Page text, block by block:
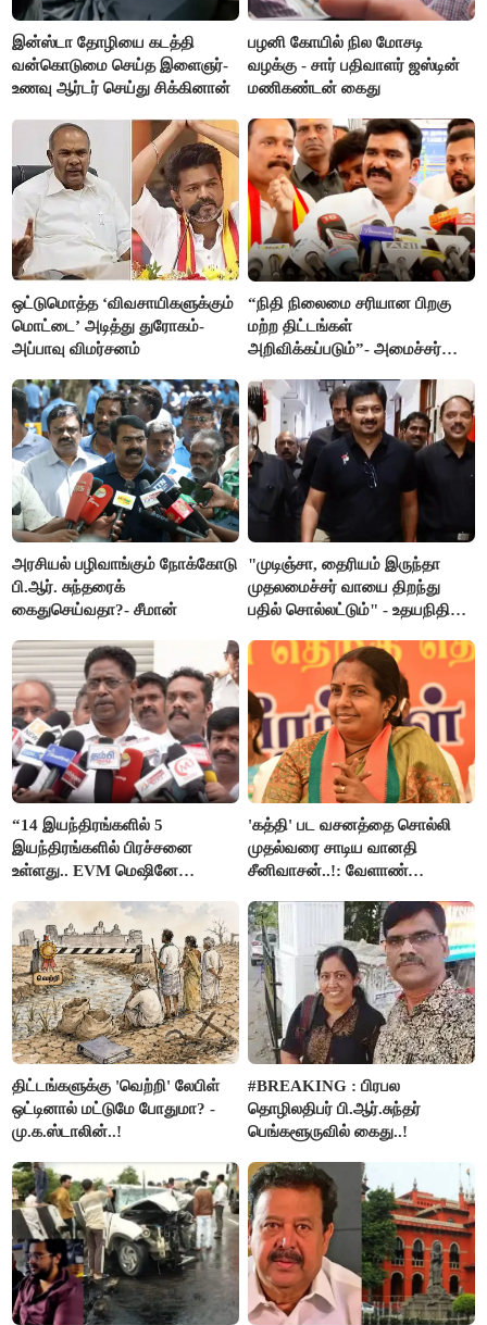
இன்ஸ்டா தோழியை கடத்தி
வன்கொடுமை செய்த இளைஞர்-
உணவு ஆர்டர் செய்து சிக்கினான்
பழனி கோயில் நில மோசடி
வழக்கு - சார் பதிவாளர் ஜஸ்டின்
மணிகண்டன் கைது
ஒட்டுமொத்த ‘விவசாயிகளுக்கும்
மொட்டை’ அடித்து துரோகம்-
அப்பாவு விமர்சனம்
“நிதி நிலைமை சரியான பிறகு
மற்ற திட்டங்கள்
அறிவிக்கப்படும்”- அமைச்சர்
அரசியல் பழிவாங்கும் நோக்கோடு
பி.ஆர். சுந்தரைக்
கைதுசெய்வதா?- சீமான்
"முடிஞ்சா, தைரியம் இருந்தா
முதலமைச்சர் வாயை திறந்து
பதில் சொல்லட்டும்" - உதயநிதி
“14 இயந்திரங்களில் 5
இயந்திரங்களில் பிரச்சனை
உள்ளது.. EVM மெஷினே
இளங்கோ
'கத்தி' பட வசனத்தை சொல்லி
முதல்வரை சாடிய வானதி
சீனிவாசன்..!: வேளாண்
எதிர்ப்பு!
திட்டங்களுக்கு 'வெற்றி' லேபிள்
ஒட்டினால் மட்டுமே போதுமா? -
மு.க.ஸ்டாலின்..!
#BREAKING : பிரபல
தொழிலதிபர் பி.ஆர்.சுந்தர்
பெங்களூருவில் கைது..!